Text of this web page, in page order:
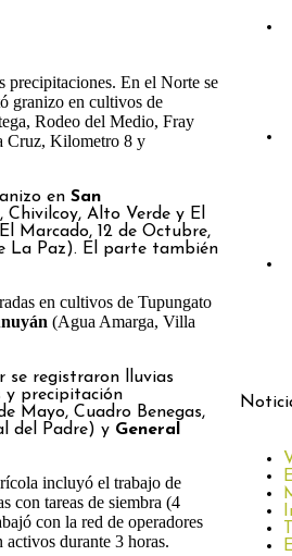
precipitaciones. En el Norte se
granizo en cultivos de
Rodeo del Medio, Fray
Cruz, Kilometro 8 y
en San
Chivilcoy, Alto Verde y El
Marcado, 12 de Octubre,
La Paz). El parte también
en cultivos de Tupungato
(Agua Amarga, Villa
se registraron lluvias
y precipitación
Mayo, Cuadro Benegas,
del Padre) y General
incluyó el trabajo de
con tareas de siembra (4
con la red de operadores
durante 3 horas.